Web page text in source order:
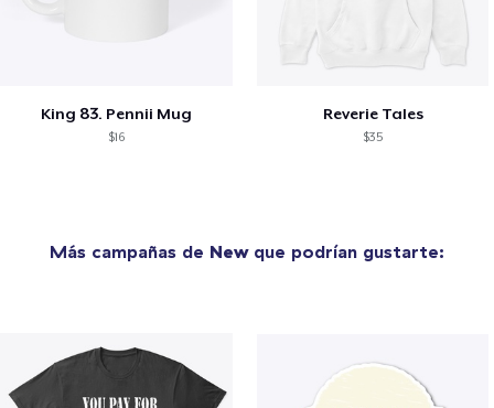
King 83. Pennii Mug
$16
Reverie Tales
$35
Más campañas de Newque podrían gustarte: